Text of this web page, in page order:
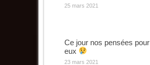
25 mars 2021
Ce jour nos pensées pour
eux
23 mars 2021